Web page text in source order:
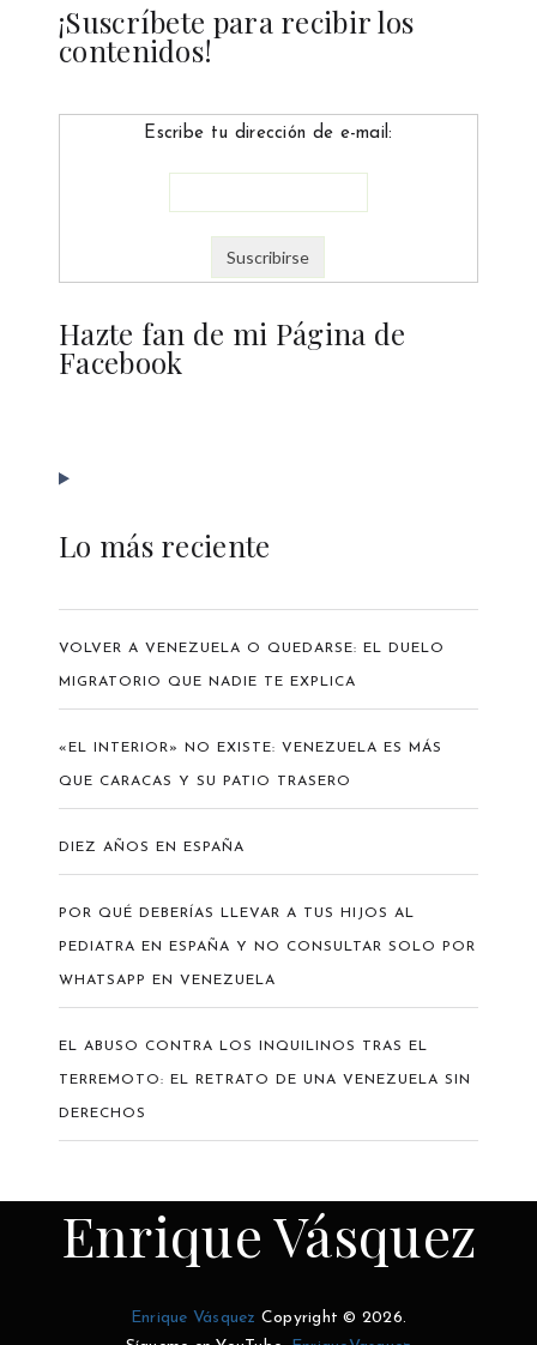
¡Suscríbete para recibir los
contenidos!
Escribe tu dirección de e-mail:
Hazte fan de mi Página de
Facebook
Lo más reciente
VOLVER A VENEZUELA O QUEDARSE: EL DUELO
MIGRATORIO QUE NADIE TE EXPLICA
«EL INTERIOR» NO EXISTE: VENEZUELA ES MÁS
QUE CARACAS Y SU PATIO TRASERO
DIEZ AÑOS EN ESPAÑA
POR QUÉ DEBERÍAS LLEVAR A TUS HIJOS AL
PEDIATRA EN ESPAÑA Y NO CONSULTAR SOLO POR
WHATSAPP EN VENEZUELA
EL ABUSO CONTRA LOS INQUILINOS TRAS EL
TERREMOTO: EL RETRATO DE UNA VENEZUELA SIN
DERECHOS
Enrique Vásquez
Enrique Vásquez Copyright © 2026.